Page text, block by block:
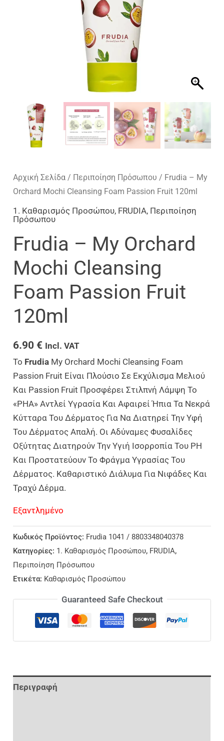
Αρχική Σελίδα / Περιποίηση Πρόσωπου / Frudia – My
Orchard Mochi Cleansing Foam Passion Fruit 120ml
1. Καθαρισμός Προσώπου, FRUDIA, Περιποίηση
Πρόσωπου
Frudia – My Orchard
Mochi Cleansing
Foam Passion Fruit
120ml
6.90 € Incl. VAT
Το Frudia My Orchard Mochi Cleansing Foam
Passion Fruit Είναι Πλούσιο Σε Εκχύλισμα Μελιού
Και Passion Fruit Προσφέρει Στιλπνή Λάμψη Το
«PHA» Αντλεί Υγρασία Και Αφαιρεί Ήπια Τα Νεκρά
Κύτταρα Του Δέρματος Για Να Διατηρεί Την Υφή
Του Δέρματος Απαλή. Οι Αδύναμες Φυσαλίδες
Οξύτητας Διατηρούν Την Υγιή Ισορροπία Του PH
Και Προστατεύουν Το Φράγμα Υγρασίας Του
Δέρματος. Καθαριστικό Διάλυμα Για Νιφάδες Και
Τραχύ Δέρμα.
Εξαντλημένο
Κωδικός Προϊόντος: Frudia 1041 / 8803348040378
Κατηγορίες: 1. Καθαρισμός Προσώπου, FRUDIA,
Περιποίηση Πρόσωπου
Ετικέτα: Καθαρισμός Προσώπου
Guaranteed Safe Checkout
Περιγραφή